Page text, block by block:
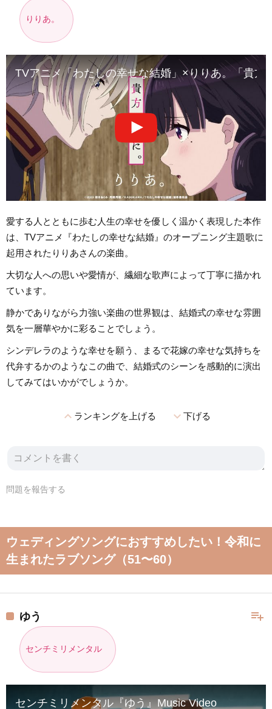
りりあ。
TVアニメ「わたしの幸せな結婚」×りりあ。「貴方
愛する人とともに歩む人生の幸せを優しく温かく表現した本作
は、TVアニメ『わたしの幸せな結婚』のオープニング主題歌に
起用されたりりあさんの楽曲。
大切な人への思いや愛情が、繊細な歌声によって丁寧に描かれ
ています。
静かでありながら力強い楽曲の世界観は、結婚式の幸せな雰囲
気を一層華やかに彩ることでしょう。
シンデレラのような幸せを願う、まるで花嫁の幸せな気持ちを
代弁するかのようなこの曲で、結婚式のシーンを感動的に演出
してみてはいかがでしょうか。
expand_lessランキングを上げる expand_more下げる
問題を報告する
ウェディングソングにおすすめしたい！令和に
生まれたラブソング（51〜60）
playlist_add
ゆう
センチミリメンタル
センチミリメンタル『ゆう』Music Video